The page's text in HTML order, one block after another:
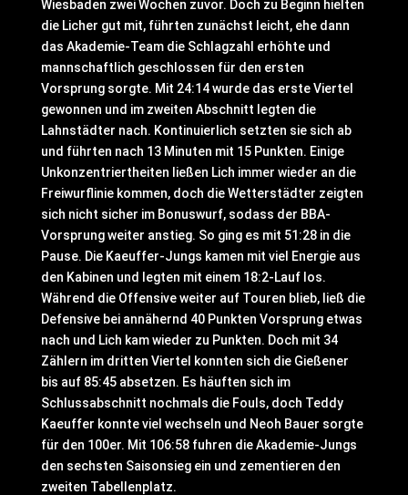
Wiesbaden zwei Wochen zuvor. Doch zu Beginn hielten
die Licher gut mit, führten zunächst leicht, ehe dann
das Akademie-Team die Schlagzahl erhöhte und
mannschaftlich geschlossen für den ersten
Vorsprung sorgte. Mit 24:14 wurde das erste Viertel
gewonnen und im zweiten Abschnitt legten die
Lahnstädter nach. Kontinuierlich setzten sie sich ab
und führten nach 13 Minuten mit 15 Punkten. Einige
Unkonzentriertheiten ließen Lich immer wieder an die
Freiwurflinie kommen, doch die Wetterstädter zeigten
sich nicht sicher im Bonuswurf, sodass der BBA-
Vorsprung weiter anstieg. So ging es mit 51:28 in die
Pause. Die Kaeuffer-Jungs kamen mit viel Energie aus
den Kabinen und legten mit einem 18:2-Lauf los.
Während die Offensive weiter auf Touren blieb, ließ die
Defensive bei annähernd 40 Punkten Vorsprung etwas
nach und Lich kam wieder zu Punkten. Doch mit 34
Zählern im dritten Viertel konnten sich die Gießener
bis auf 85:45 absetzen. Es häuften sich im
Schlussabschnitt nochmals die Fouls, doch Teddy
Kaeuffer konnte viel wechseln und Neoh Bauer sorgte
für den 100er. Mit 106:58 fuhren die Akademie-Jungs
den sechsten Saisonsieg ein und zementieren den
zweiten Tabellenplatz.